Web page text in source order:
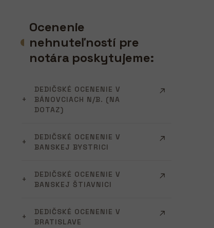
Ocenenie
nehnuteľností pre
notára poskytujeme:
DEDIČSKÉ OCENENIE V
BÁNOVCIACH N/B. (NA
DOTAZ)
DEDIČSKÉ OCENENIE V
BANSKEJ BYSTRICI
DEDIČSKÉ OCENENIE V
BANSKEJ ŠTIAVNICI
DEDIČSKÉ OCENENIE V
BRATISLAVE